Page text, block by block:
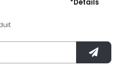
*Détails